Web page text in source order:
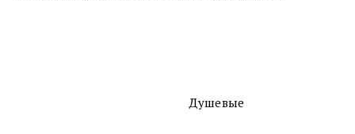
Душевые